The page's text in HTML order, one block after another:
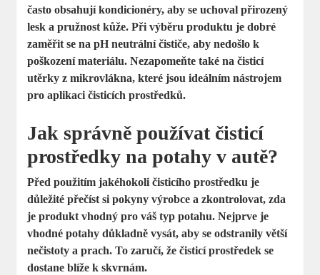
často obsahují kondicionéry, aby se uchoval přirozený
lesk a pružnost kůže. Při výběru produktu je dobré
zaměřit se napH neutrálníčističe, aby nedošlo k
poškození materiálu. Nezapomeňte také na čisticí
utěrky z mikrovlákna, které jsou ideálním nástrojem
pro aplikaci čisticích prostředků.
Jak správně používat čisticí
prostředky na potahy v autě?
Před použitím jakéhokoli čisticího prostředku je
důležité přečíst si pokyny výrobce a zkontrolovat, zda
je produkt vhodný pro váš typ potahu.Nejprve je
vhodné potahy důkladně vysát, aby se odstranily větší
nečistoty a prach. To zaručí, že čisticí prostředek se
dostane blíže k skvrnám.